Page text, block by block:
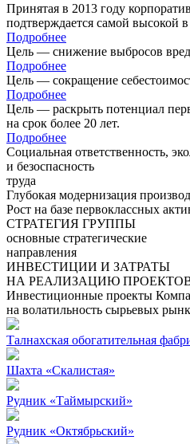
Принятая в 2013 году
подтверждается самой высокой
Подробнее
Цель — снижение выбросов
Подробнее
Цель — сокращение
Подробнее
Цель — раскрыть потенциал
на срок более 20 лет.
Подробнее
Социальная ответственность,
и безоспасность
труда
Глубокая модернизация
Рост на базе первоклассных
СТРАТЕГИЯ ГРУППЫ
основные стратегические
направления
ИНВЕСТИЦИИ И ЗАТРАТЫ
НА РЕАЛИЗАЦИЮ ПРОЕКТОВ
Инвестиционные проекты
на волатильность сырьевых
Талнахская обогатительная
Шахта «Скалистая»
Рудник «Таймырский»
Рудник «Октябрьский»